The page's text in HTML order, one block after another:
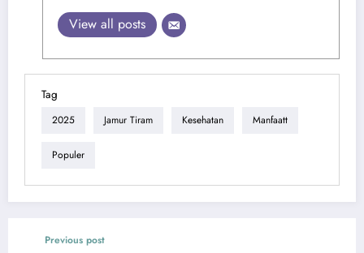
View all posts
Tag
2025 Jamur Tiram Kesehatan Manfaatt
Populer
Previous post